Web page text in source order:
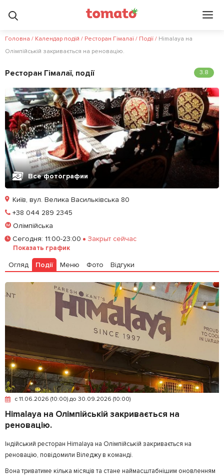
Головна / Календар подій / Ресторан Гімалаї / Події / Himalaya на
Олімпійській закривається на реновацію.
Ресторан Гімалаї, події 3.8
Все фотографии
Залишити відгук
Київ, вул. Велика Васильківська 80
+38 044 289 2345
Олімпійська
Сегодня: 11:00-23:00 Закрыт сейчас
Показать график
Огляд Події Меню Фото Відгуки
c 11.06.2026 (10:00) до 30.09.2026 (10:00)
Himalaya на Олімпійській закривається на
реновацію.
Індійський ресторан Himalaya на Олімпійській закривається на
реновацію, повідомили Віледжу в команді.
Вона триватиме кілька місяців та стане наймасштабнішим оновленням